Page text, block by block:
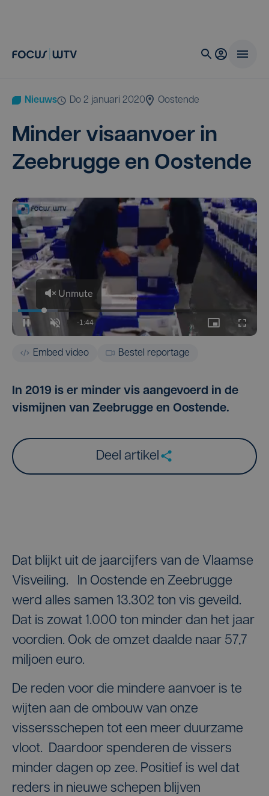
Nieuws do 2 januari 2020 Oostende
Min­der vis­aan­voer in
Zee­brug­ge en Oostende
Embed video Bestel reportage
In 2019 is er minder vis aangevoerd in de
vismijnen van Zeebrugge en Oostende.
Deel artikel
Dat blijkt uit de jaarcijfers van de Vlaamse
Visveiling. In Oostende en Zeebrugge
werd alles samen 13.302 ton vis geveild.
Dat is zowat 1.000 ton minder dan het jaar
voordien. Ook de omzet daalde naar 57,7
miljoen euro.
De reden voor die mindere aanvoer is te
wijten aan de ombouw van onze
vissersschepen tot een meer duurzame
vloot. Daardoor spenderen de vissers
minder dagen op zee. Positief is wel dat
reders in nieuwe schepen blijven